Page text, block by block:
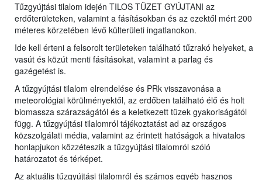
Tűzgyújtási tilalom idején TILOS TÜZET GYÚJTANI az
erdőterületeken, valamint a fásításokban és az ezektől mért 200
méteres körzetében lévő külterületi ingatlanokon.
Ide kell érteni a felsorolt területeken található tűzrakó helyeket, a
vasút és közút menti fásításokat, valamint a parlag és
gazégetést is.
A tűzgyújtási tilalom elrendelése és PRk visszavonása a
meteorológiai körülményektől, az erdőben található élő és holt
biomassza szárazságától és a keletkezett tüzek gyakoriságától
függ. A tűzgyújtási tilalomról tájékoztatást ad az országos
közszolgálati média, valamint az érintett hatóságok a hivatalos
honlapjukon közzéteszik a tűzgyújtási tilalomról szóló
határozatot és térképet.
Az aktuális tűzgyújtási tilalomról és számos egyéb hasznos